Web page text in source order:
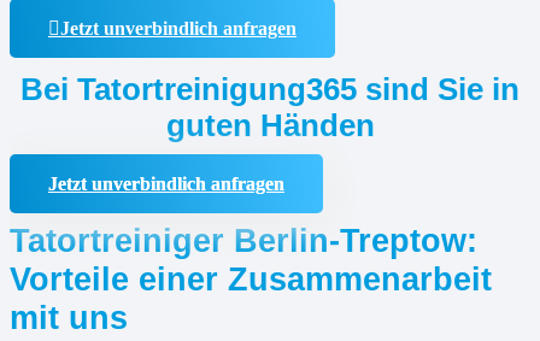
Jetzt unverbindlich anfragen
Bei Tatortreinigung365 sind Sie in
guten Händen
Jetzt unverbindlich anfragen
Tatortreiniger Berlin-Treptow:
Vorteile einer Zusammenarbeit
mit uns